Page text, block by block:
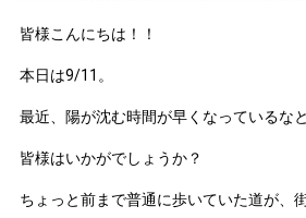
皆様こんにちは！！
本日は9/11。
最近、陽が沈む時間が早くなっているな
皆様はいかがでしょうか？
ちょっと前まで普通に歩いていた道が、